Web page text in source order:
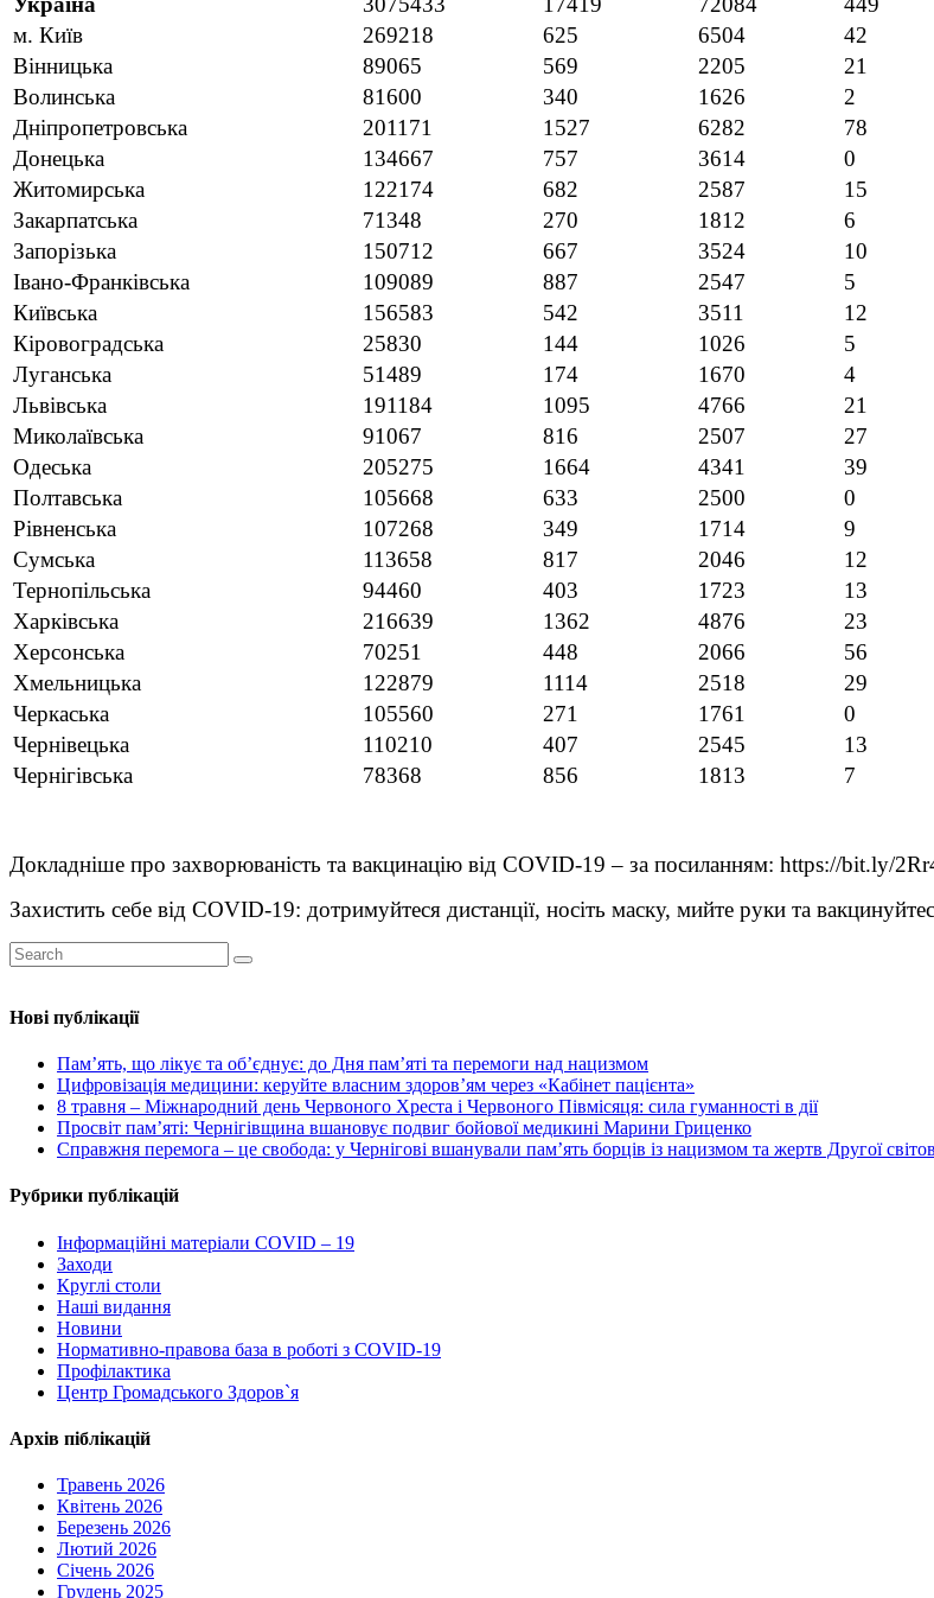
м. Київ
269218 625 6504 42
Вінницька
89065 569 2205 21
Волинська
81600 340 1626 2
Дніпропетровська
201171 1527 6282 78
Донецька
134667 757 3614 0
Житомирська
122174 682 2587 15
Закарпатська
71348 270 1812 6
Запорізька
150712 667 3524 10
Івано-Франківська
109089 887 2547 5
Київська
156583 542 3511 12
Кіровоградська
25830 144 1026 5
Луганська
51489 174 1670 4
Львівська
191184 1095 4766 21
Миколаївська
91067 816 2507 27
Одеська
205275 1664 4341 39
Полтавська
105668 633 2500 0
Рівненська
107268 349 1714 9
Сумська
113658 817 2046 12
Тернопільська
94460 403 1723 13
Харківська
216639 1362 4876 23
Херсонська
70251 448 2066 56
Хмельницька
122879 1114 2518 29
Черкаська
105560 271 1761 0
Чернівецька
110210 407 2545 13
Чернігівська
78368 856 1813 7
Докладніше про захворюваність та вакцинацію від COVID-19 – за посиланням: https://bit.ly/
Захистить себе від COVID-19: дотримуйтеся дистанції, носіть маску, мийте руки та
Нові публікації
Пам’ять, що лікує та об’єднує: до Дня пам’яті та перемоги над нацизмом
Цифровізація медицини: керуйте власним здоров’ям через «Кабінет пацієнта»
8 травня – Міжнародний день Червоного Хреста і Червоного Півмісяця: сила гуманності в дії
Просвіт пам’яті: Чернігівщина вшановує подвиг бойової медикині Марини Гриценко
Справжня перемога – це свобода: у Чернігові вшанували пам’ять борців із нацизмом та жертв Другої
Рубрики публікацій
Інформаційні матеріали COVID – 19
Заходи
Круглі столи
Наші видання
Новини
Нормативно-правова база в роботі з COVID-19
Профілактика
Центр Громадського Здоров`я
Архів піблікацій
Травень 2026
Квітень 2026
Березень 2026
Лютий 2026
Січень 2026
Грудень 2025